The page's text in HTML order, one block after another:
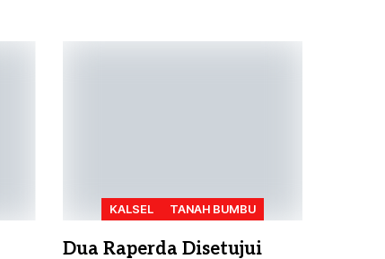
KALSEL TANAH BUMBU
Dua Raperda Disetujui